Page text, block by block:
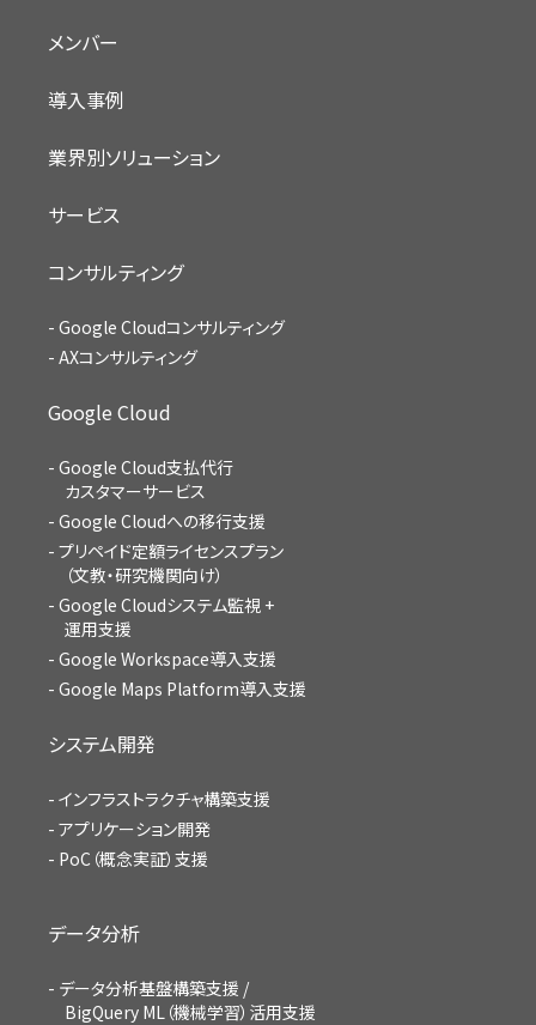
メンバー
導入事例
業界別ソリューション
サービス
コンサルティング
Google Cloudコンサルティング
AXコンサルティング
Google Cloud
Google Cloud支払代行
カスタマーサービス
Google Cloudへの移行支援
プリペイド定額ライセンスプラン
（文教・研究機関向け）
Google Cloudシステム監視 +
運用支援
Google Workspace導入支援
Google Maps Platform導入支援
システム開発
インフラストラクチャ構築支援
アプリケーション開発
PoC（概念実証）支援
データ分析
データ分析基盤構築支援 /
BigQuery ML（機械学習）活用支援